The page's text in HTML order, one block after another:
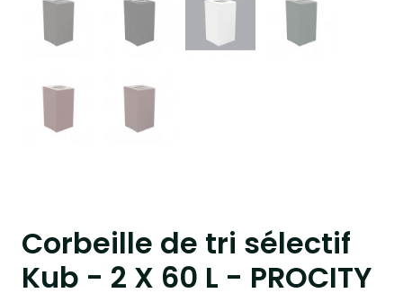
Corbeille de tri sélectif
Kub - 2 X 60 L - PROCITY